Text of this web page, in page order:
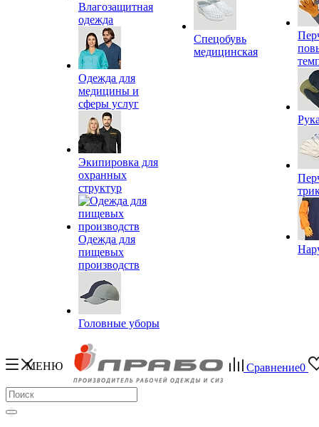
Влагозащитная
одежда
Одежда для
медицины и
сферы услуг
Экипировка для
охранных
структур
Одежда для
пищевых
производств
Головные уборы
Спецобувь
медицинская
МЕНЮ Сравнение0